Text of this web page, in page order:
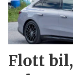
Flott